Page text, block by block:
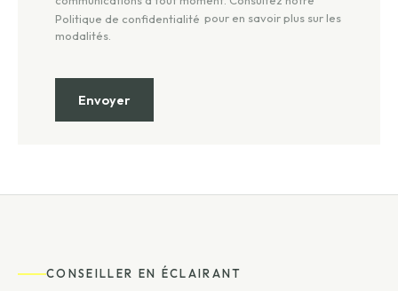
Politique de confidentialité pour en savoir plus sur les
modalités.
CONSEILLER EN ÉCLAIRANT